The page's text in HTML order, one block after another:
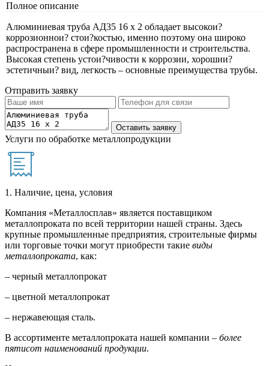
Полное описание
Алюминиевая труба АД35 16 х 2 обладает высокои?
коррозионнои? стои?костью, именно поэтому она широко
распространена в сфере промышленности и строительства.
Высокая степень устои?чивости к коррозии, хорошии?
эстетичныи? вид, легкость – основные преимущества трубы.
Отправить заявку
Услуги по обработке металлопродукции
1. Наличие, цена, условия
Компания «Металлосплав» является поставщиком
металлопроката по всей территории нашей страны. Здесь
крупные промышленные предприятия, строительные фирмы
или торговые точки могут приобрести такие виды
металлопроката, как:
– черный металлопрокат
– цветной металлопрокат
– нержавеющая сталь.
В ассортименте металлопроката нашей компании – более
пятисот наименований продукции.